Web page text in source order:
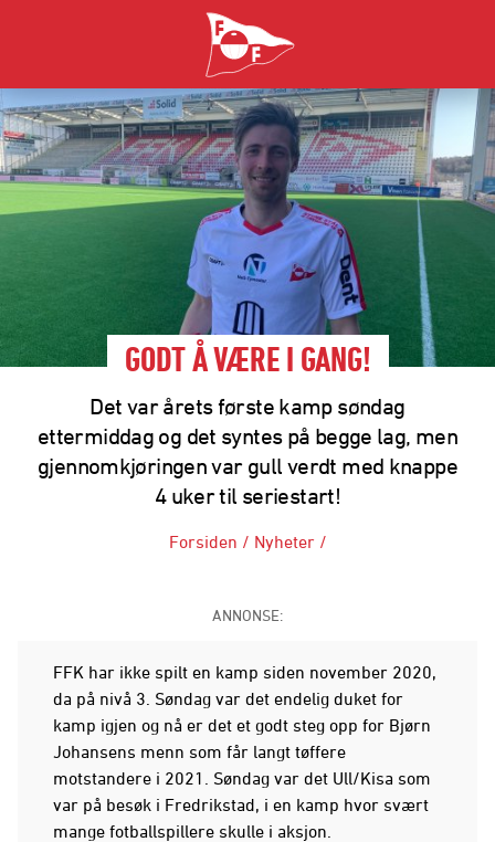
GODT Å VÆRE I GANG!
Det var årets første kamp søndag
ettermiddag og det syntes på begge lag, men
gjennomkjøringen var gull verdt med knappe
4 uker til seriestart!
Forsiden / Nyheter /
ANNONSE:
FFK har ikke spilt en kamp siden november 2020,
da på nivå 3. Søndag var det endelig duket for
kamp igjen og nå er det et godt steg opp for Bjørn
Johansens menn som får langt tøffere
motstandere i 2021. Søndag var det Ull/Kisa som
var på besøk i Fredrikstad, i en kamp hvor svært
mange fotballspillere skulle i aksjon.